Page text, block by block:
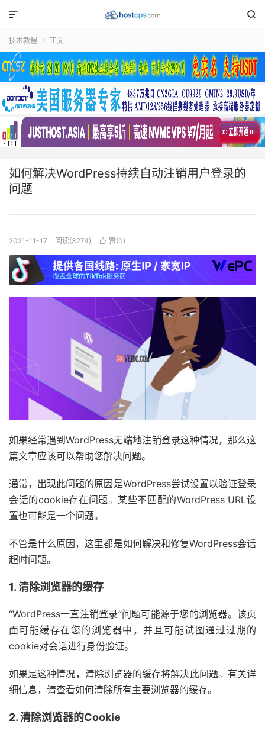


技术教程  正文
如何解决WordPress持续自动注销用户登录的
问题
2021-11-17 阅读(3274)  赞(0)
如果经常遇到WordPress无端地注销登录这种情况，那么这
篇文章应该可以帮助您解决问题。
通常，出现此问题的原因是WordPress尝试设置以验证登录
会话的cookie存在问题。某些不匹配的WordPress URL设
置也可能是一个问题。
不管是什么原因，这里都是如何解决和修复WordPress会话
超时问题。
1. 清除浏览器的缓存
“WordPress一直注销登录”问题可能源于您的浏览器。该页
面可能缓存在您的浏览器中，并且可能试图通过过期的
cookie对会话进行身份验证。
如果是这种情况，清除浏览器的缓存将解决此问题。有关详
细信息，请查看如何清除所有主要浏览器的缓存。
2. 清除浏览器的Cookie